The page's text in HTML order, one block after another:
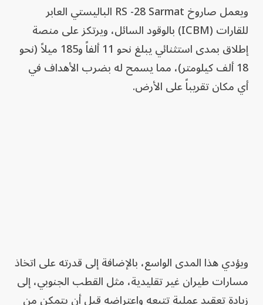
ويعمل صاروخ RS -28 Sarmat الباليستي العابر
للقارات (ICBM) بالوقود السائل، ويرتكز على منصة
إطلاق بمدى استثنائي يبلغ نحو 11 ألفاً و185 ميلاً (نحو
18 ألف كيلومتر)، مما يسمح له بضرب الأهداف في
أي مكان تقريباً على الأرض.
ويؤدي هذا المدى الواسع، بالإضافة إلى قدرته على اتخاذ
مسارات طيران غير تقليدية، مثل القطب الجنوبي، إلى
زيادة تعقيد عملية تتبعه واعتراضه قبل أن يتمكن من